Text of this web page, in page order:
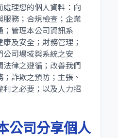
理您的個人資料：向
務；合規檢查；企業
管理本公司資訊系
及安全；財務管理；
司場域與系統之安
律之遵循；改善我們
詐欺之預防；主張、
之必要；以及人力招
司分享個人